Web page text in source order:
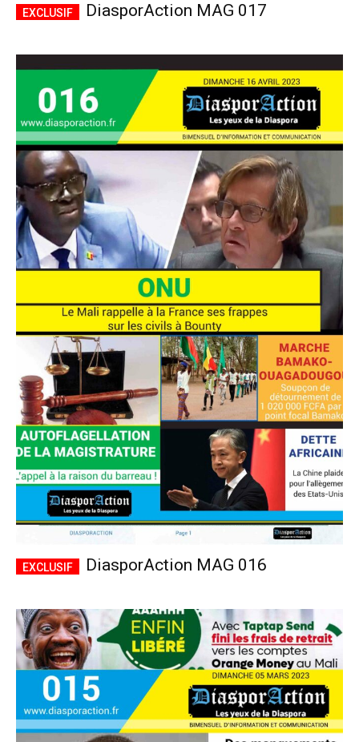
DiasporAction MAG 017
DiasporAction MAG 016